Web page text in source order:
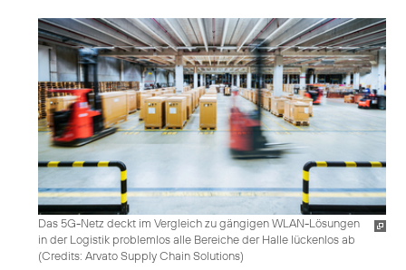
Das 5G-Netz deckt im Vergleich zu gängigen WLAN-Lösungen
in der Logistik problemlos alle Bereiche der Halle lückenlos ab
(Credits: Arvato Supply Chain Solutions)